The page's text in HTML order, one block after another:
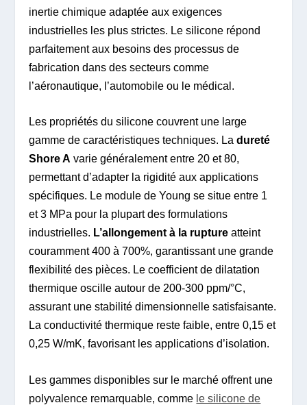
inertie chimique adaptée aux exigences
industrielles les plus strictes. Le silicone répond
parfaitement aux besoins des processus de
fabrication dans des secteurs comme
l’aéronautique, l’automobile ou le médical.
Les propriétés du silicone couvrent une large
gamme de caractéristiques techniques. Ladureté
Shore A varie généralement entre 20 et 80,
permettant d’adapter la rigidité aux applications
spécifiques. Le module de Young se situe entre 1
et 3 MPa pour la plupart des formulations
industrielles. L’allongement à la rupture atteint
couramment 400 à 700%, garantissant une grande
flexibilité des pièces. Le coefficient de dilatation
thermique oscille autour de 200-300 ppm/°C,
assurant une stabilité dimensionnelle satisfaisante.
La conductivité thermique reste faible, entre 0,15 et
0,25 W/mK, favorisant les applications d’isolation.
Les gammes disponibles sur le marché offrent une
polyvalence remarquable, comme le silicone de